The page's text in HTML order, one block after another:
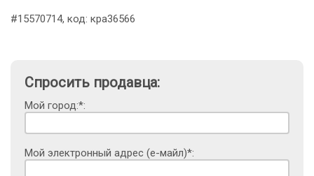
#15570714, код: кра36566
Спросить продавца:
Мой город:*:
Мой электронный адрес (е-майл)*: